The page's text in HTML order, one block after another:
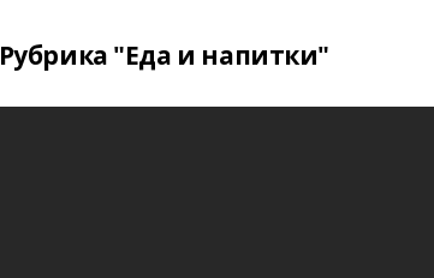
Рубрика "Еда и напитки"